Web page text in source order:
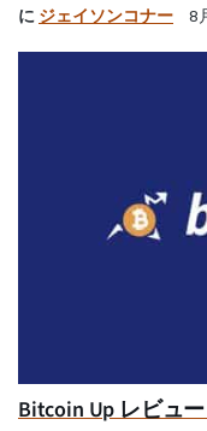
に ジェイソンコナー 8
Bitcoin Up レビュ